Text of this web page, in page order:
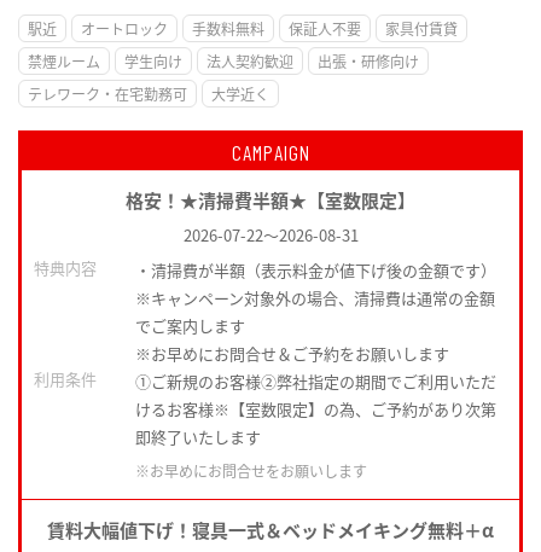
駅近 オートロック 手数料無料 保証人不要
家具付賃貸
禁煙ルーム
学生向け 法人契約歓迎
出張・研修向け
テレワーク・在宅勤務可
大学近く
CAMPAIGN
格安！★清掃費半額★【室数限定】
2026-07-22～2026-08-31
特典内容
・清掃費が半額（表示料金が値下げ後の金額です）
※キャンペーン対象外の場合、清掃費は通常の金額
でご案内します
※お早めにお問合せ＆ご予約をお願いします
利用条件
①ご新規のお客様②弊社指定の期間でご利用いただ
けるお客様※【室数限定】の為、ご予約があり次第
即終了いたします
※お早めにお問合せをお願いします
賃料大幅値下げ！寝具一式＆ベッドメイキング無料＋α